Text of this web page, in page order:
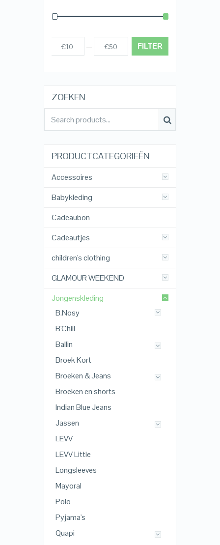
FILTER
€10 — €50
ZOEKEN
PRODUCTCATEGORIEËN
Accessoires
Babykleding
Cadeaubon
Cadeautjes
children's clothing
GLAMOUR WEEKEND
Jongenskleding
B.Nosy
B'Chill
Ballin
Broek Kort
Broeken & Jeans
Broeken en shorts
Indian Blue Jeans
Jassen
LEVV
LEVV Little
Longsleeves
Mayoral
Polo
Pyjama's
Quapi